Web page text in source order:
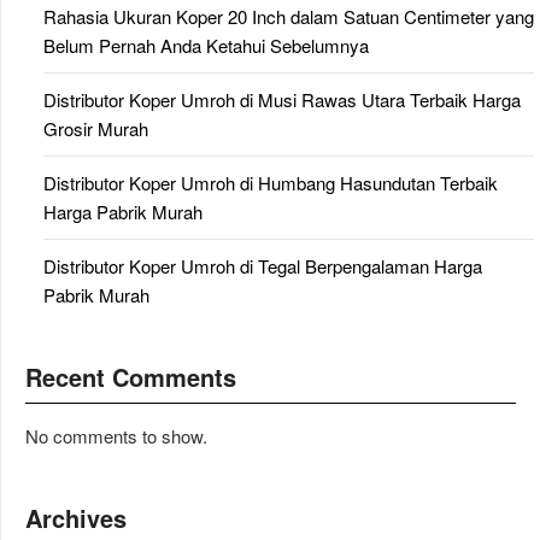
Rahasia Ukuran Koper 20 Inch dalam Satuan Centimeter yang
Belum Pernah Anda Ketahui Sebelumnya
Distributor Koper Umroh di Musi Rawas Utara Terbaik Harga
Grosir Murah
Distributor Koper Umroh di Humbang Hasundutan Terbaik
Harga Pabrik Murah
Distributor Koper Umroh di Tegal Berpengalaman Harga
Pabrik Murah
Recent Comments
No comments to show.
Archives